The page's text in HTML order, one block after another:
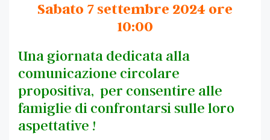
Sabato 7 settembre 2024 ore
10:00
Una giornata dedicata alla
comunicazione circolare
propositiva, per consentire alle
famiglie di confrontarsi sulle loro
aspettative !